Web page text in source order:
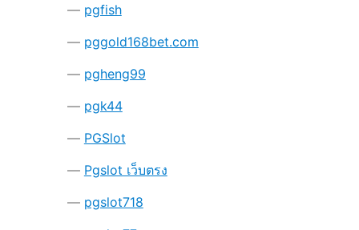
pgfish
pggold168bet.com
pgheng99
pgk44
PGSlot
Pgslot เว็บตรง
pgslot718